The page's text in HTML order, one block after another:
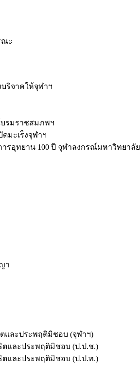
ณะ
ริจาคให้จุฬาฯ
รมราชสมภพฯ
มะเร็งจุฬาฯ
ารอุทยาน 100 ปี จุฬาลงกรณ์มหาวิทยาลัย
า
ตและประพฤติมิชอบ (จุฬาฯ)
ตและประพฤติมิชอบ (ป.ป.ช.)
ตและประพฤติมิชอบ (ป.ป.ท.)